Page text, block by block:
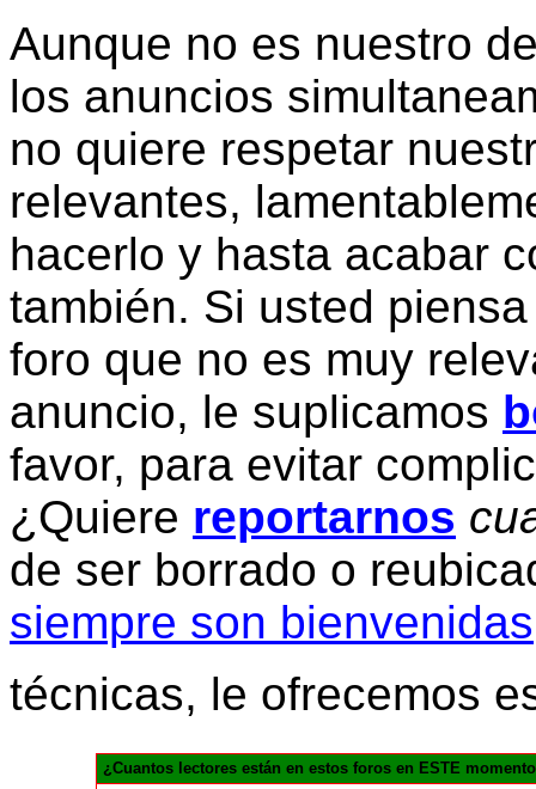
Aunque no es nuestro
los anuncios
no quiere respetar
relevantes,
hacerlo y hasta acabar
también. Si usted
foro que no es muy
anuncio, le suplicamos
favor, para evitar
¿Quiere reportarnos
de ser borrado o
siempre son bienvenidas
técnicas, le ofrecemos
¿Cuantos lectores están en estos foros en ESTE